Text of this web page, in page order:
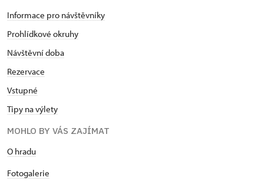
Informace pro návštěvníky
Prohlídkové okruhy
Návštěvní doba
Rezervace
Vstupné
Tipy na výlety
MOHLO BY VÁS ZAJÍMAT
O hradu
Fotogalerie